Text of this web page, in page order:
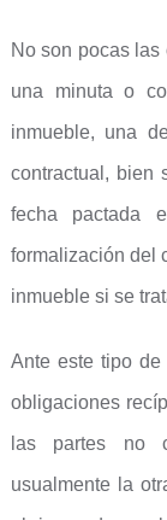
No son pocas
una minuta o
inmueble, una
contractual, bien
fecha pactada
formalización del
inmueble si se
Ante este tipo
obligaciones
las partes no
usualmente la